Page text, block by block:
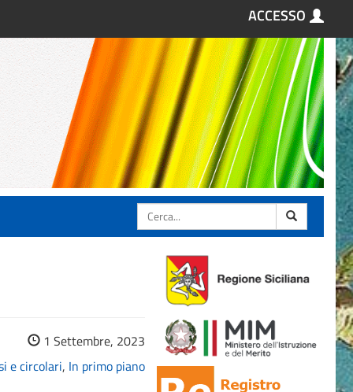
ACCESSO
Cerca
1 Settembre, 2023
e circolari, In primo piano